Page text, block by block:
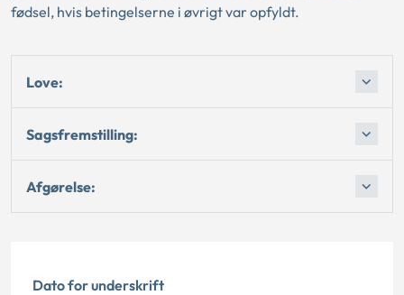
fødsel, hvis betingelserne i øvrigt var opfyldt.
Love:
Sagsfremstilling:
Afgørelse:
Dato for underskrift